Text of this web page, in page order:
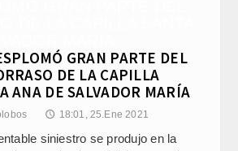
GRAN PARTE DEL
DE LA CAPILLA
ANA DE SALVADOR MARÍA
🕔 18:01, 25.Ene 2021
siniestro se produjo en la